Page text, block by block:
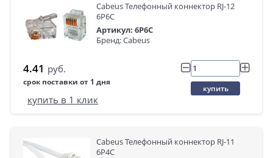
Cabeus Телефонный коннектор RJ-12
6P6C
Артикул: 6P6C
Бренд: Cabeus
4.41 руб.
срок поставки от 1 дня
купить
купить в 1 клик
Cabeus Телефонный коннектор RJ-11
6P4C